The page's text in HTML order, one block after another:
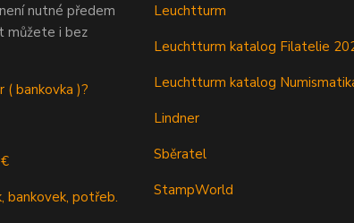
nutné předem
můžete i bez
( bankovka )?
bankovek, potřeb.
Leuchtturm
Leuchtturm katalog Filatelie
Leuchtturm katalog
Lindner
Sběratel
StampWorld